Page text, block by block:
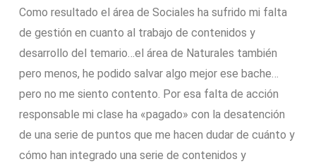
Como resultado el área de Sociales ha sufrido mi falta
de gestión en cuanto al trabajo de contenidos y
desarrollo del temario…el área de Naturales también
pero menos, he podido salvar algo mejor ese bache…
pero no me siento contento. Por esa falta de acción
responsable mi clase ha «pagado» con la desatención
de una serie de puntos que me hacen dudar de cuánto y
cómo han integrado una serie de contenidos y